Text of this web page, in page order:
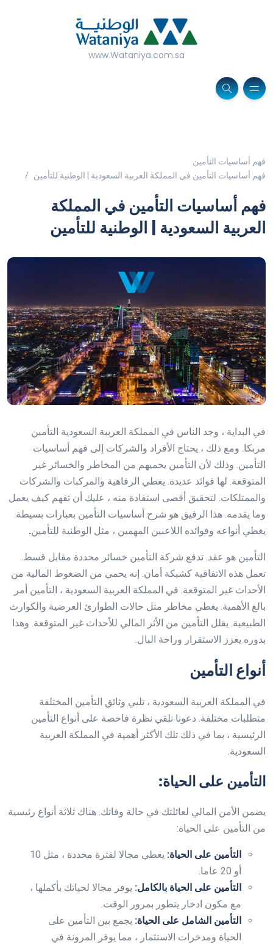
www.Wataniya.com.sa
فهم أساسيات التأمين
فهم أساسيات التأمين في المملكة العربية السعودية | الوطنية للتأمين
فهم أساسيات التأمين في المملكة
العربية السعودية | الوطنية للتأمين
في البداية ، وجد الناس في المملكة العربية السعودية التأمين
مربكا. ومع ذلك ، يحتاج الأفراد والشركات إلى فهم أساسيات
التأمين. وذلك لأن التأمين يحميهم من المخاطر والخسائر غير
المتوقعة. لها فوائد عديدة. يغطي الرفاهية والمركبات والشركات
والممتلكات. لتحقيق أقصى استفادة منه ، عليك أن تفهم كيف يعمل
وما يقدمه. هذا الرفيق هو شرح أساسيات التأمين بعبارات بسيطة.
يغطي أنواعه وفوائده اللاعبين المهمين ، مثل الوطنية للتأمين.
التأمين هو عقد. تدفع شركة التأمين خسائر محددة مقابل قسط.
تعمل هذه الاتفاقية كشبكة أمان. إنه يحمي من الضغوط المالية من
الأحداث غير المتوقعة. في المملكة العربية السعودية ، التأمين أمر
بالغ الأهمية. يغطي مخاطر مثل حالات الطوارئ العرضية والكوارث
الطبيعية. يقلل التأمين من الأثر المالي للأحداث غير المتوقعة. وهذا
بدوره يعزز الاستقرار وراحة البال.
أنواع التأمين
في المملكة العربية السعودية ، تلبي وثائق التأمين المختلفة
متطلبات مختلفة. دعونا نلقي نظرة فاحصة على أنواع التأمين
الرئيسية ، بما في ذلك تلك الأكثر أهمية في المملكة العربية
السعودية.
التأمين على الحياة:
يضمن الأمن المالي لعائلتك في حالة وفاتك. هناك ثلاثة أنواع رئيسية
من التأمين على الحياة:
التأمين على الحياة:
يعطي مجالا لفترة محددة ، مثل 10
أو 20 عاما.
التأمين على الحياة بالكامل: يوفر مجالا لحياتك بأكملها ،
مع مكون ادخار يتطور بمرور الوقت.
التأمين الشامل على الحياة: يجمع بين التأمين على
الحياة ومدخرات الاستثمار ، مما يوفر المرونة في